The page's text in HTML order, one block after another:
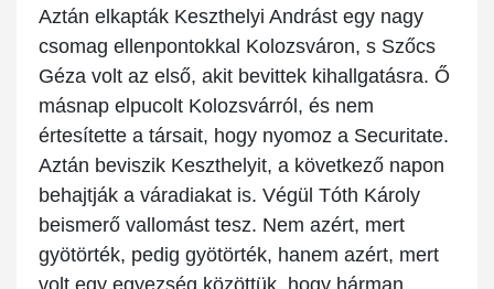
Aztán elkapták Keszthelyi Andrást egy nagy
csomag ellenpontokkal Kolozsváron, s Szőcs
Géza volt az első, akit bevittek kihallgatásra. Ő
másnap elpucolt Kolozsvárról, és nem
értesítette a társait, hogy nyomoz a Securitate.
Aztán beviszik Keszthelyit, a következő napon
behajtják a váradiakat is. Végül Tóth Károly
beismerő vallomást tesz. Nem azért, mert
gyötörték, pedig gyötörték, hanem azért, mert